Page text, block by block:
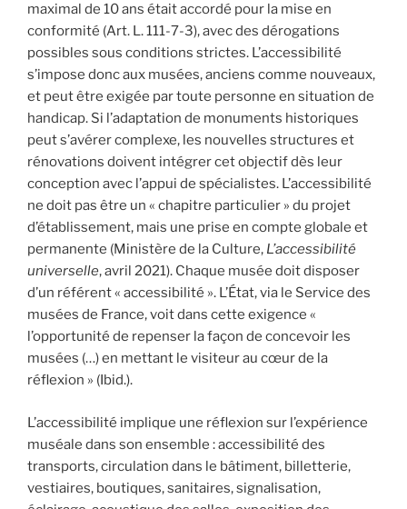
maximal de 10 ans était accordé pour la mise en
conformité (Art. L. 111-7-3), avec des dérogations
possibles sous conditions strictes. L’accessibilité
s’impose donc aux musées, anciens comme nouveaux,
et peut être exigée par toute personne en situation de
handicap. Si l’adaptation de monuments historiques
peut s’avérer complexe, les nouvelles structures et
rénovations doivent intégrer cet objectif dès leur
conception avec l’appui de spécialistes. L’accessibilité
ne doit pas être un « chapitre particulier » du projet
d’établissement, mais une prise en compte globale et
permanente (Ministère de la Culture, L’accessibilité
universelle, avril 2021). Chaque musée doit disposer
d’un référent « accessibilité ». L’État, via le Service des
musées de France, voit dans cette exigence «
l’opportunité de repenser la façon de concevoir les
musées (…) en mettant le visiteur au cœur de la
réflexion » (Ibid.).
L’accessibilité implique une réflexion sur l’expérience
muséale dans son ensemble : accessibilité des
transports, circulation dans le bâtiment, billetterie,
vestiaires, boutiques, sanitaires, signalisation,